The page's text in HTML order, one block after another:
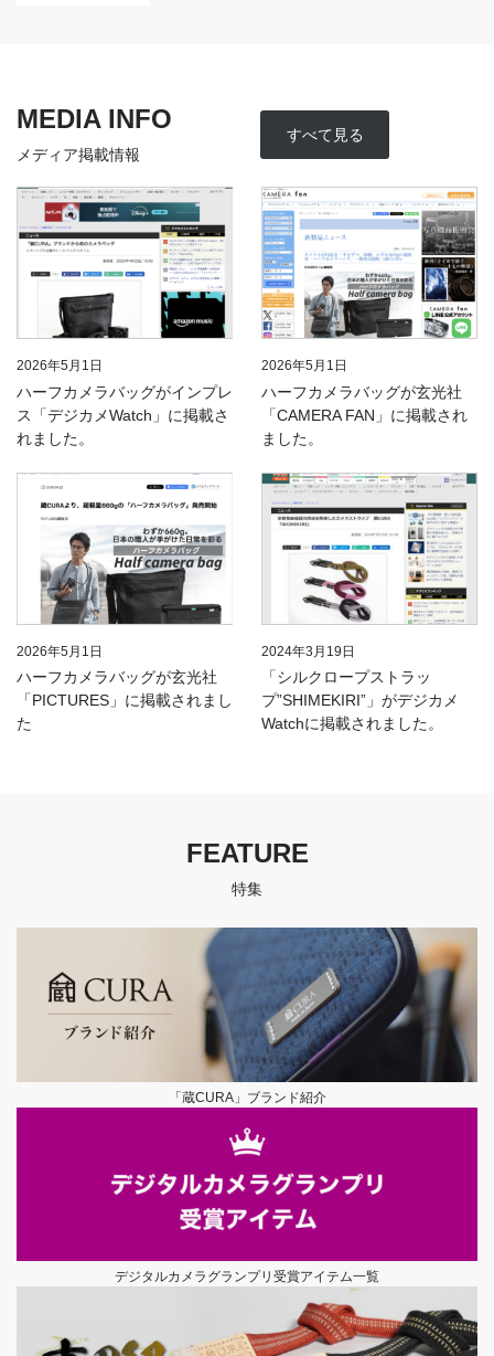
MEDIA INFO
メディア掲載情報
すべて見る
2026年5月1日
ハーフカメラバッグがインプレ
ス「デジカメWatch」に掲載さ
れました。
2026年5月1日
ハーフカメラバッグが玄光社
「CAMERA FAN」に掲載され
ました。
2026年5月1日
ハーフカメラバッグが玄光社
「PICTURES」に掲載されまし
た
2024年3月19日
「シルクロープストラッ
プ”SHIMEKIRI”」がデジカメ
Watchに掲載されました。
FEATURE
特集
「蔵CURA」ブランド紹介
デジタルカメラグランプリ受賞アイテム一覧